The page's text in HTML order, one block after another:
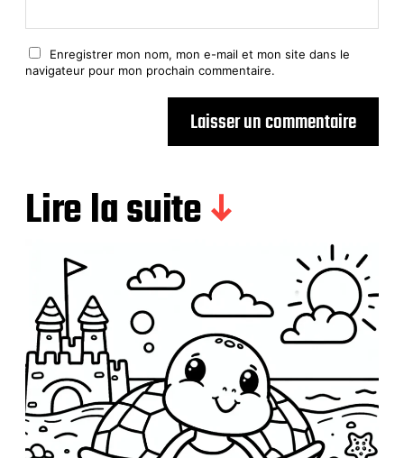
Enregistrer mon nom, mon e-mail et mon site dans le
navigateur pour mon prochain commentaire.
Lire la suite